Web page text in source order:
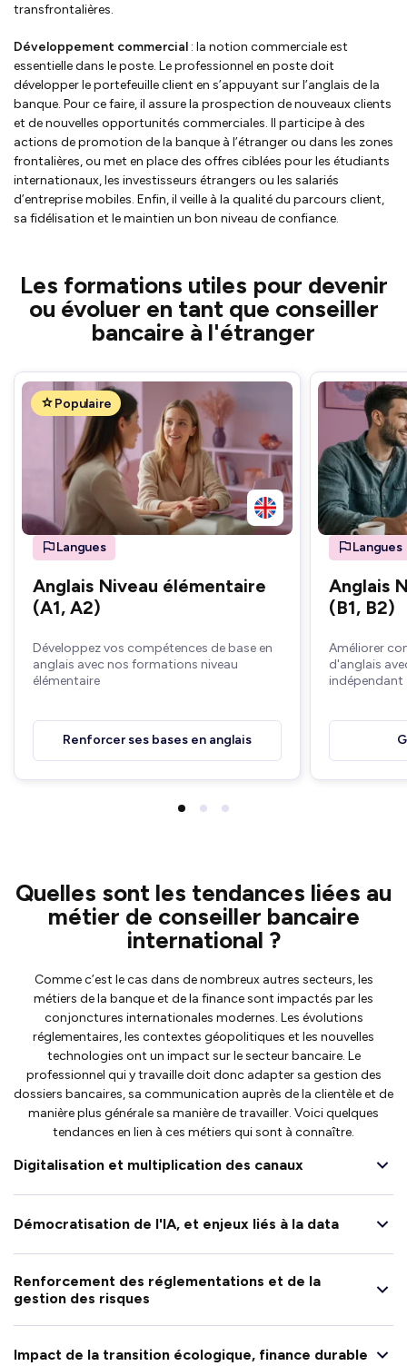
transfrontalières.
Développement commercial : la notion commerciale est
essentielle dans le poste. Le professionnel en poste doit
développer le portefeuille client en s’appuyant sur l’anglais de la
banque. Pour ce faire, il assure la prospection de nouveaux clients
et de nouvelles opportunités commerciales. Il participe à des
actions de promotion de la banque à l’étranger ou dans les zones
frontalières, ou met en place des offres ciblées pour les étudiants
internationaux, les investisseurs étrangers ou les salariés
d’entreprise mobiles. Enfin, il veille à la qualité du parcours client,
sa fidélisation et le maintien un bon niveau de confiance.
Les formations utiles pour devenir
ou évoluer en tant que conseiller
bancaire à l'étranger
Populaire
Langues
Anglais Niveau élémentaire
(A1, A2)
Développez vos compétences de base en
anglais avec nos formations niveau
élémentaire
Renforcer ses bases en anglais
Langues
Anglais
(B1, B2)
Améliorer
d'anglais
indépendant
Quelles sont les tendances liées au
métier de conseiller bancaire
international ?
Comme c’est le cas dans de nombreux autres secteurs, les
métiers de la banque et de la finance sont impactés par les
conjonctures internationales modernes. Les évolutions
réglementaires, les contextes géopolitiques et les nouvelles
technologies ont un impact sur le secteur bancaire. Le
professionnel qui y travaille doit donc adapter sa gestion des
dossiers bancaires, sa communication auprès de la clientèle et de
manière plus générale sa manière de travailler. Voici quelques
tendances en lien à ces métiers qui sont à connaître.
Digitalisation et multiplication des canaux
Démocratisation de l'IA, et enjeux liés à la data
Renforcement des réglementations et de la
gestion des risques
Impact de la transition écologique, finance durable